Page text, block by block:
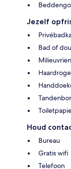
Jezelf
Bad of
Houd
Bureau
Gratis wifi
Telefoon